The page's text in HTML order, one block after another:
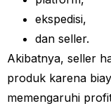
ekspedisi,
dan seller.
Akibatnya, seller
produk karena
memengaruhi